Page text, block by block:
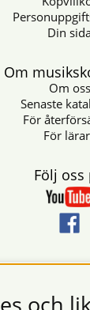
Din
Om
Om oss
Senaste
För
För
Följ oss
och och